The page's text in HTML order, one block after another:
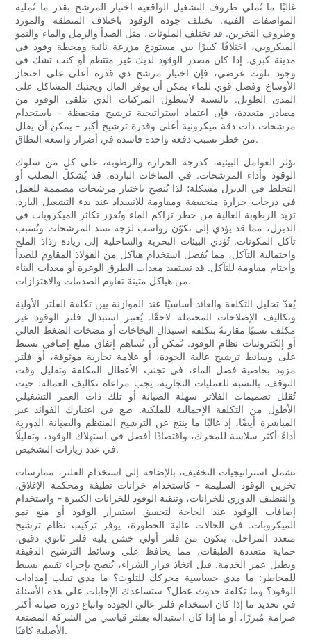
غالبًا ما تُملي ظروف التشغيل الواقعية اختيار المرشح بقدر ما تُمليه
المواصفات الفنية. تختلف جودة الوقود باختلاف المنطقة والمورد
وظروف التخزين. قد تختلف الملوثات، مثل الصدأ والرمل والماء والنمو
الميكروبي، اختلافًا كبيرًا بين مستودع مزرعة نائية ومحطة وقود في
مدينة كبرى. إذا كان مصدر الوقود لديك غير منتظم أو كنت تشك في
وجود تلوث عرضي، فإن اختيار مرشح ذي قدرة أعلى على احتجاز
الأوساخ وفصل قوي للماء يمكن أن يوفر المال ويجنبك المشاكل على
المدى الطويل. بالنسبة لأسطول المركبات الذي يتلقى الوقود من
مصادر متعددة، فإن اعتماد استراتيجية ترشيح متحفظة - باستخدام
مرشحات ذات دقة ميكرونية أعلى وقدرة ترشيح أكبر - يمكن أن يقلل
من خطر تسبب دفعة واحدة فاسدة في أضرار واسعة النطاق.
تؤثر العوامل البيئية، كدرجة الحرارة والرطوبة، على كلٍ من سلوك
الوقود وأداء المرشحات. في المناخات الباردة، قد يُشكل التصلب أو
التجلط في الديزل مشكلة؛ لذا يُنصح باختيار مرشحات مصممة للعمل
في درجات حرارة منخفضة ومقاومة للانسداد عند بدء التشغيل البارد.
تزيد الرطوبة العالية من خطر تراكم الماء وتُعزز تكاثر الميكروبات في
الديزل، مما قد يؤدي إلى تكوّن رواسب لزجة تسد المرشحات وتُسبب
تآكل المكونات. تُؤدي البيئات البحرية والساحلية إلى زيادة رذاذ الملح
واحتمالية التآكل، مما يُفضل استخدام هياكل من الفولاذ المقاوم للصدأ
وأختام مقاومة للتآكل. قد تستفيد معدات الطرق الوعرة أو معدات البناء
من هياكل متينة تقاوم الصدمات والاهتزازات.
يُعدّ تحليل التكلفة والعائد أساسيًا عند الموازنة بين تكلفة الفلتر الأولية
وتكاليف الإصلاحات المحتملة لاحقًا. يُعتبر استبدال فلتر الوقود غير
مكلف نسبيًا مقارنةً بتكلفة استبدال البخاخات أو مضخات الضغط العالي
أو إلكترونيات نظام الوقود. يُمكن أن يُساهم إنفاق مبلغ إضافي بسيط
على وسائط ترشيح عالية الجودة، أو علامة تجارية موثوقة، أو فلتر
مزود بخاصية فصل الماء، في تجنب الأعطال المكلفة وتقليل وقت
التوقف. بالنسبة للعمليات التجارية، يجب مراعاة تكاليف العمالة: حيث
تُقلل تصميمات الفلاتر سهلة الصيانة أو تلك ذات العمر التشغيلي
الأطول من التكلفة الإجمالية للملكية. ضع في اعتبارك الفوائد غير
المباشرة أيضًا، إذ غالبًا ما ينتج عن الترشيح المنتظم والصيانة الدورية
أداءً أكثر سلاسة للمحرك، واقتصادًا أفضل في استهلاك الوقود، وتقليلًا
في عدد زيارات التشخيص.
تشمل استراتيجيات التخفيف، بالإضافة إلى استخدام الفلتر، ممارسات
تخزين الوقود السليمة - كاستخدام خزانات نظيفة ومحكمة الإغلاق،
والتنظيف الدوري للخزانات، وتنقية الوقود للخزانات الكبيرة - واستخدام
إضافات الوقود عند الحاجة لتحقيق استقرار الوقود أو منع نمو
الميكروبات. في الحالات عالية الخطورة، يوفر تركيب نظام ترشيح
متعدد المراحل، يتكون من فلتر أولي خشن يليه فلتر ثانوي دقيق،
حماية متعددة الطبقات، مما يحافظ على وسائط الترشيح الدقيقة
ويطيل عمر الخدمة. قبل اتخاذ قرار الشراء، يُنصح بإجراء تقييم بسيط
للمخاطر: ما مدى حساسية محركك للتلوث؟ ما مدى تقلب إمدادات
الوقود؟ وما تكلفة حدوث عطل؟ ستساعدك الإجابات على هذه الأسئلة
في تحديد ما إذا كان استخدام فلتر عالي الجودة واتباع دورة صيانة أكثر
صرامة مُبررًا، أو ما إذا كان استبداله بفلتر قياسي من الشركة المصنعة
الأصلية كافيًا.